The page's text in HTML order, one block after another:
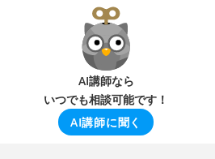
AI講師なら
いつでも相談可能です！
AI講師に聞く